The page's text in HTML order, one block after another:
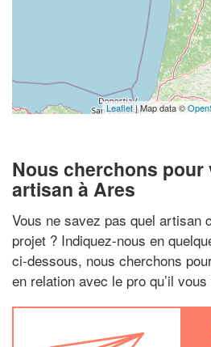
Leaflet| Map data ©
Nous cherchons pour
artisan à Ares
Vous ne savez pas quel artisan
projet ? Indiquez-nous en
ci-dessous, nous cherchons
en relation avec le pro qu’il vous